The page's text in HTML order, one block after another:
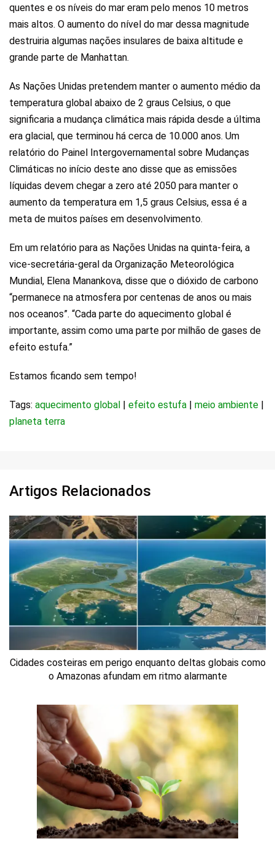
quentes e os níveis do mar eram pelo menos 10 metros
mais altos. O aumento do nível do mar dessa magnitude
destruiria algumas nações insulares de baixa altitude e
grande parte de Manhattan.
As Nações Unidas pretendem manter o aumento médio da
temperatura global abaixo de 2 graus Celsius, o que
significaria a mudança climática mais rápida desde a última
era glacial, que terminou há cerca de 10.000 anos. Um
relatório do Painel Intergovernamental sobre Mudanças
Climáticas no início deste ano disse que as emissões
líquidas devem chegar a zero até 2050 para manter o
aumento da temperatura em 1,5 graus Celsius, essa é a
meta de muitos países em desenvolvimento.
Em um relatório para as Nações Unidas na quinta-feira, a
vice-secretária-geral da Organização Meteorológica
Mundial, Elena Manankova, disse que o dióxido de carbono
“permanece na atmosfera por centenas de anos ou mais
nos oceanos”. “Cada parte do aquecimento global é
importante, assim como uma parte por milhão de gases de
efeito estufa.”
Estamos ficando sem tempo!
Tags: aquecimento global efeito estufa meio ambiente
planeta terra
Artigos Relacionados
Cidades costeiras em perigo enquanto deltas globais como
o Amazonas afundam em ritmo alarmante